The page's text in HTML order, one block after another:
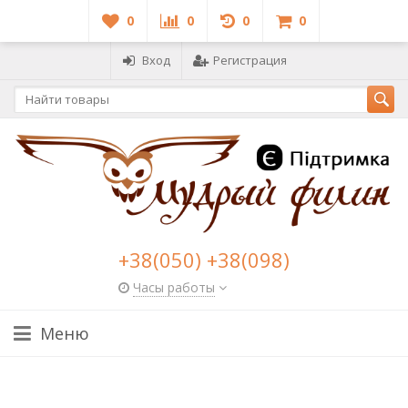
0 0 0 0
Вход Регистрация
+38(050) +38(098)
Часы работы
Меню